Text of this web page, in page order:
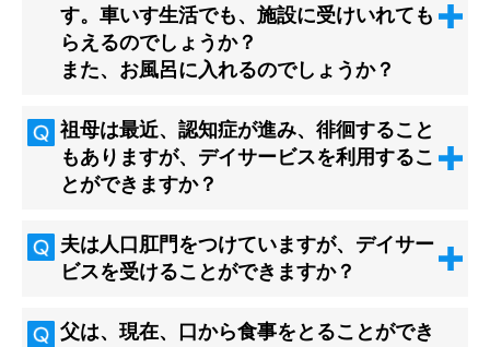
す。車いす生活でも、施設に受けいれても
らえるのでしょうか？
また、お風呂に入れるのでしょうか？
祖母は最近、認知症が進み、徘徊すること
もありますが、デイサービスを利用するこ
とができますか？
夫は人口肛門をつけていますが、デイサー
ビスを受けることができますか？
父は、現在、口から食事をとることができ